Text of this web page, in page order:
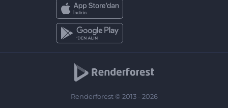
Renderforest © 2013 - 2026